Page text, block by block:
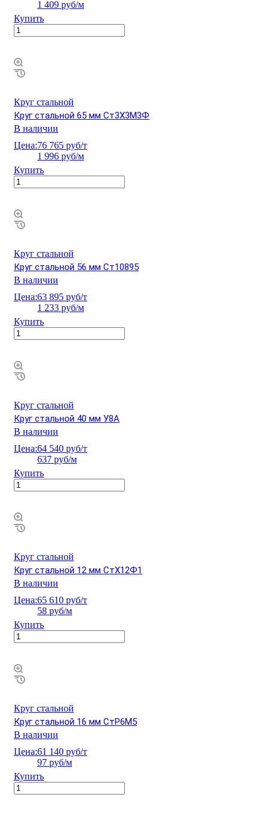
1 409 руб/м
Купить
Круг стальной
Круг стальной 65 мм Ст3Х3М3Ф
В наличии
Цена:76 765 руб/т
1 996 руб/м
Купить
Круг стальной
Круг стальной 56 мм Ст10895
В наличии
Цена:63 895 руб/т
1 233 руб/м
Купить
Круг стальной
Круг стальной 40 мм У8А
В наличии
Цена:64 540 руб/т
637 руб/м
Купить
Круг стальной
Круг стальной 12 мм СтХ12Ф1
В наличии
Цена:65 610 руб/т
58 руб/м
Купить
Круг стальной
Круг стальной 16 мм СтР6М5
В наличии
Цена:61 140 руб/т
97 руб/м
Купить